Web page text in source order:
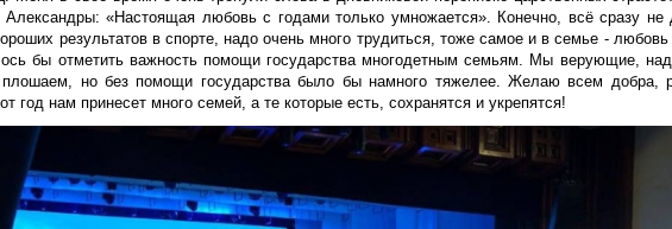
«Настоящая любовь с годами только умножается». Конечно, всё сразу не
результатов в спорте, надо очень много трудиться, тоже самое и в семье -
бы отметить важность помощи государства многодетным семьям. Мы верующие,
но без помощи государства было бы намного тяжелее. Желаю всем добра,
год нам принесет много семей, а те которые есть, сохранятся и укрепятся!